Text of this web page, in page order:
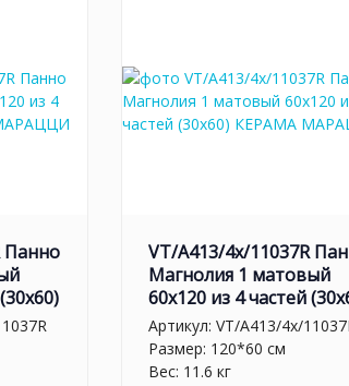
Панно
VT/A413/4x/11037R
Магнолия 1 матовый
60х120 из 4 частей
Артикул: VT/A413/4x/
Размер: 120*60 см
Вес: 11.6 кг